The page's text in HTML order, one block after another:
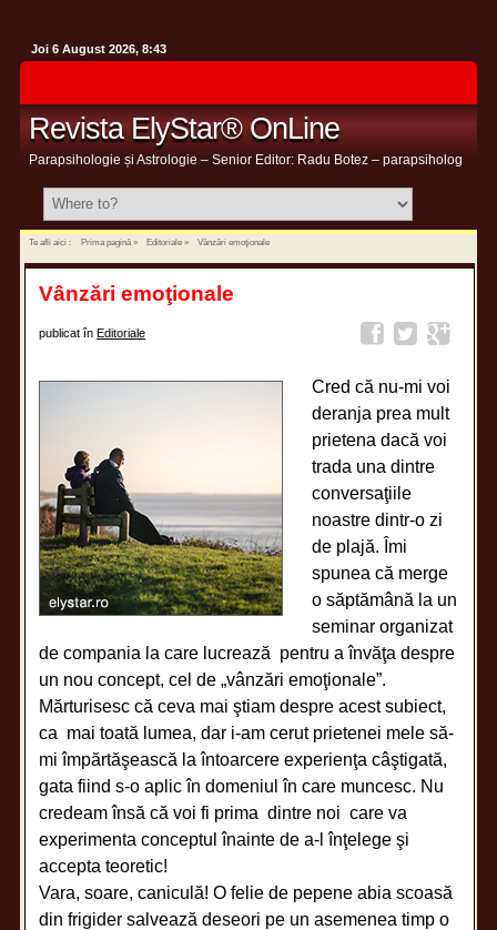
Joi 6 August 2026, 8:43
Revista ElyStar® OnLine
Parapsihologie și Astrologie – Senior Editor: Radu Botez – parapsiholog
Te afli aici : Prima pagină» Editoriale» Vânzări emoţionale
Vânzări emoţionale
publicat înEditoriale
Cred că nu-mi voi
deranja prea mult
prietena dacă voi
trada una dintre
conversaţiile
noastre dintr-o zi
de plajă. Îmi
spunea că merge
o săptămână la un
seminar organizat
de compania la care lucrează pentru a învăţa despre
un nou concept, cel de „vânzări emoţionale”.
Mărturisesc că ceva mai ştiam despre acest subiect,
ca mai toată lumea, dar i-am cerut prietenei mele să-
mi împărtăşească la întoarcere experienţa câştigată,
gata fiind s-o aplic în domeniul în care muncesc. Nu
credeam însă că voi fi prima dintre noi care va
experimenta conceptul înainte de a-l înţelege şi
accepta teoretic!
Vara, soare, caniculă! O felie de pepene abia scoasă
din frigider salvează deseori pe un asemenea timp o